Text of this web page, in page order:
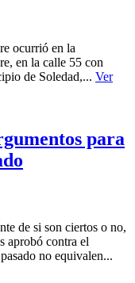
ocurrió en la
en la calle 55 con
de Soledad,... Ver
para
de si son ciertos o no,
aprobó contra el
no equivalen...